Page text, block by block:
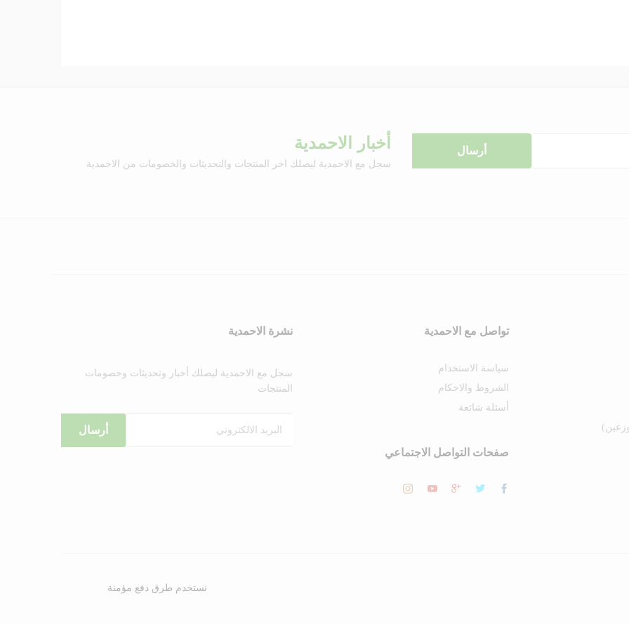
أخبار الاحمدية
سجل مع الاحمدية ليصلك اخر المنتجات والتحديثات والخصومات من الاحمدية
تواصل مع الاحمدية
سياسة الاستخدام
الشروط والاحكام
أسئلة شائعة
صفحات التواصل الاجتماعي
نشرة الاحمدية
سجل مع الاحمدية ليصلك أخبار وتحديثات وخصومات
المنتجات
نستخدم طرق دفع مؤمنة